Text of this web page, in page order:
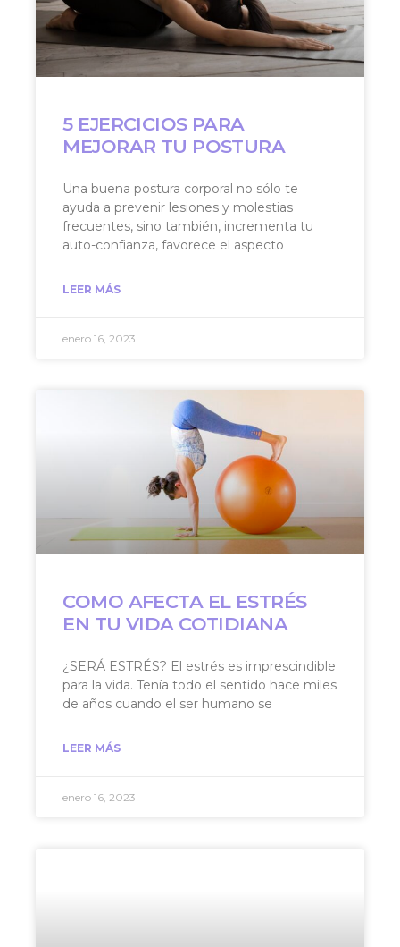
5 EJERCICIOS PARA
MEJORAR TU POSTURA
Una buena postura corporal no sólo te
ayuda a prevenir lesiones y molestias
frecuentes, sino también, incrementa tu
auto-confianza, favorece el aspecto
LEER MÁS
enero 16, 2023
COMO AFECTA EL ESTRÉS
EN TU VIDA COTIDIANA
¿SERÁ ESTRÉS? El estrés es imprescindible
para la vida. Tenía todo el sentido hace miles
de años cuando el ser humano se
LEER MÁS
enero 16, 2023